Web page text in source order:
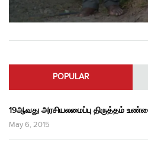
POPULAR
19ஆவது அரசியலமைப்பு திருத்தம்
May 6, 2015